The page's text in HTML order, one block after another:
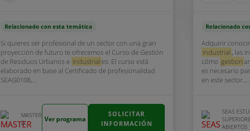
Relacionado con esta temática
Si quieres ser profesional de un sector con una gran
proyección de futuro te ofrecemos el Curso de Gestión
de Residuos Urbanos e Industrial es. El curso está
elaborado en base al Certificado de profesionalidad
SEAG0108,...
MASTER
D
Ver programa
SOLICITAR
INFORMACIÓN
Relacionado
Adquirir
industrial , las
cómo gestion
es necesario
en este sector....
SEAS
ABIERTOS